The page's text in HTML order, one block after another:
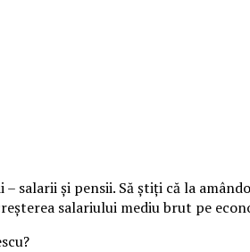
– salarii şi pensii. Să ştiţi că la
salariului mediu brut pe